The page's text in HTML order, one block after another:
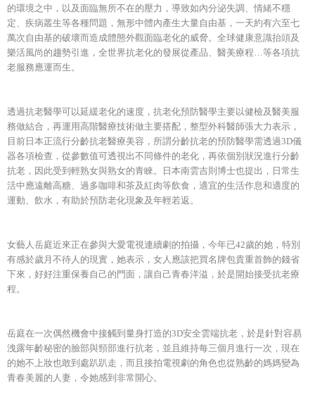
的環境之中，以及面臨無所不在的壓力，導致如內分泌失調、情緒不穩
定、疾病叢生等各種問題，無形中體內產生大量自由基，一天約有六至七
萬次自由基的破壞而造成體態外觀面臨老化的威脅。全球健康意識抬頭及
樂活風尚的趨勢引進，全世界抗老化的發展從產品、醫美療程…等各項抗
老服務應運而生。
透過抗老醫學可以延緩老化的速度，抗老化預防醫學主要以健檢及醫美服
務做結合，再運用高階醫療技術做主要搭配，整型外科醫師張大力表示，
目前日本正流行分齡抗老醫療美容，所謂分齡抗老的預防醫學需透過3D儀
器各項檢查，從參數值可透視出不同條件的老化，再依個別狀況進行分齡
抗老，因此受到輕熟女與熟女的青睞。日本南雲吉則博士也提出，日常生
活中應遠離高糖、過多咖啡和茶及紅肉等飲食，適宜的生活作息和適度的
運動、飲水，有助於預防老化現象及年輕若返。
女藝人岳庭近來正在參與大愛電視連續劇的拍攝，今年已42歲的她，特別
有感於歲月不待人的現實，她表示，女人應該把買名牌包貴重首飾的錢省
下來，好好注重保養自己的門面，讓自己青春洋溢，於是開始接受抗老療
程。
岳庭在一次偶然機會中接觸到量身打造的3D安全雲端抗老，於是針對容易
洩露年齡秘密的臉部與頸部進行抗老，並且維持每三個月進行一次，現在
的她不上妝也敢到處趴趴走，而且接拍電視劇的角色也從熟齡的媽媽變為
青春美麗的人妻，令她感到非常開心。